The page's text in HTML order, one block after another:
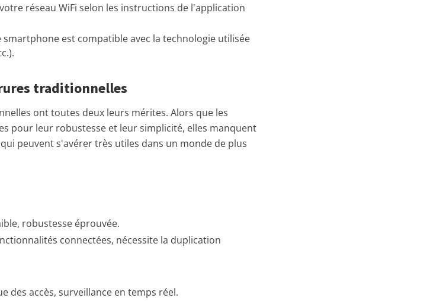
réseau WiFi selon les instructions de l'application
smartphone est compatible avec la technologie utilisée
traditionnelles
ont toutes deux leurs mérites. Alors que les
pour leur robustesse et leur simplicité, elles manquent
peuvent s'avérer très utiles dans un monde de plus
robustesse éprouvée.
connectées, nécessite la duplication
des accès, surveillance en temps réel.